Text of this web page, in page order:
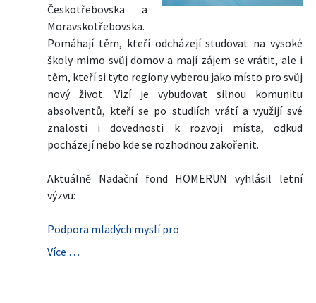
Českotřebovska a
Moravskotřebovska.
Pomáhají těm, kteří odcházejí studovat na vysoké
školy mimo svůj domov a mají zájem se vrátit, ale i
těm, kteří si tyto regiony vyberou jako místo pro svůj
nový život. Vizí je vybudovat silnou komunitu
absolventů, kteří se po studiích vrátí a využijí své
znalosti i dovednosti k rozvoji místa, odkud
pocházejí nebo kde se rozhodnou zakořenit.
Aktuálně Nadační fond HOMERUN vyhlásil letní
výzvu:
Podpora mladých myslí pro
Více …